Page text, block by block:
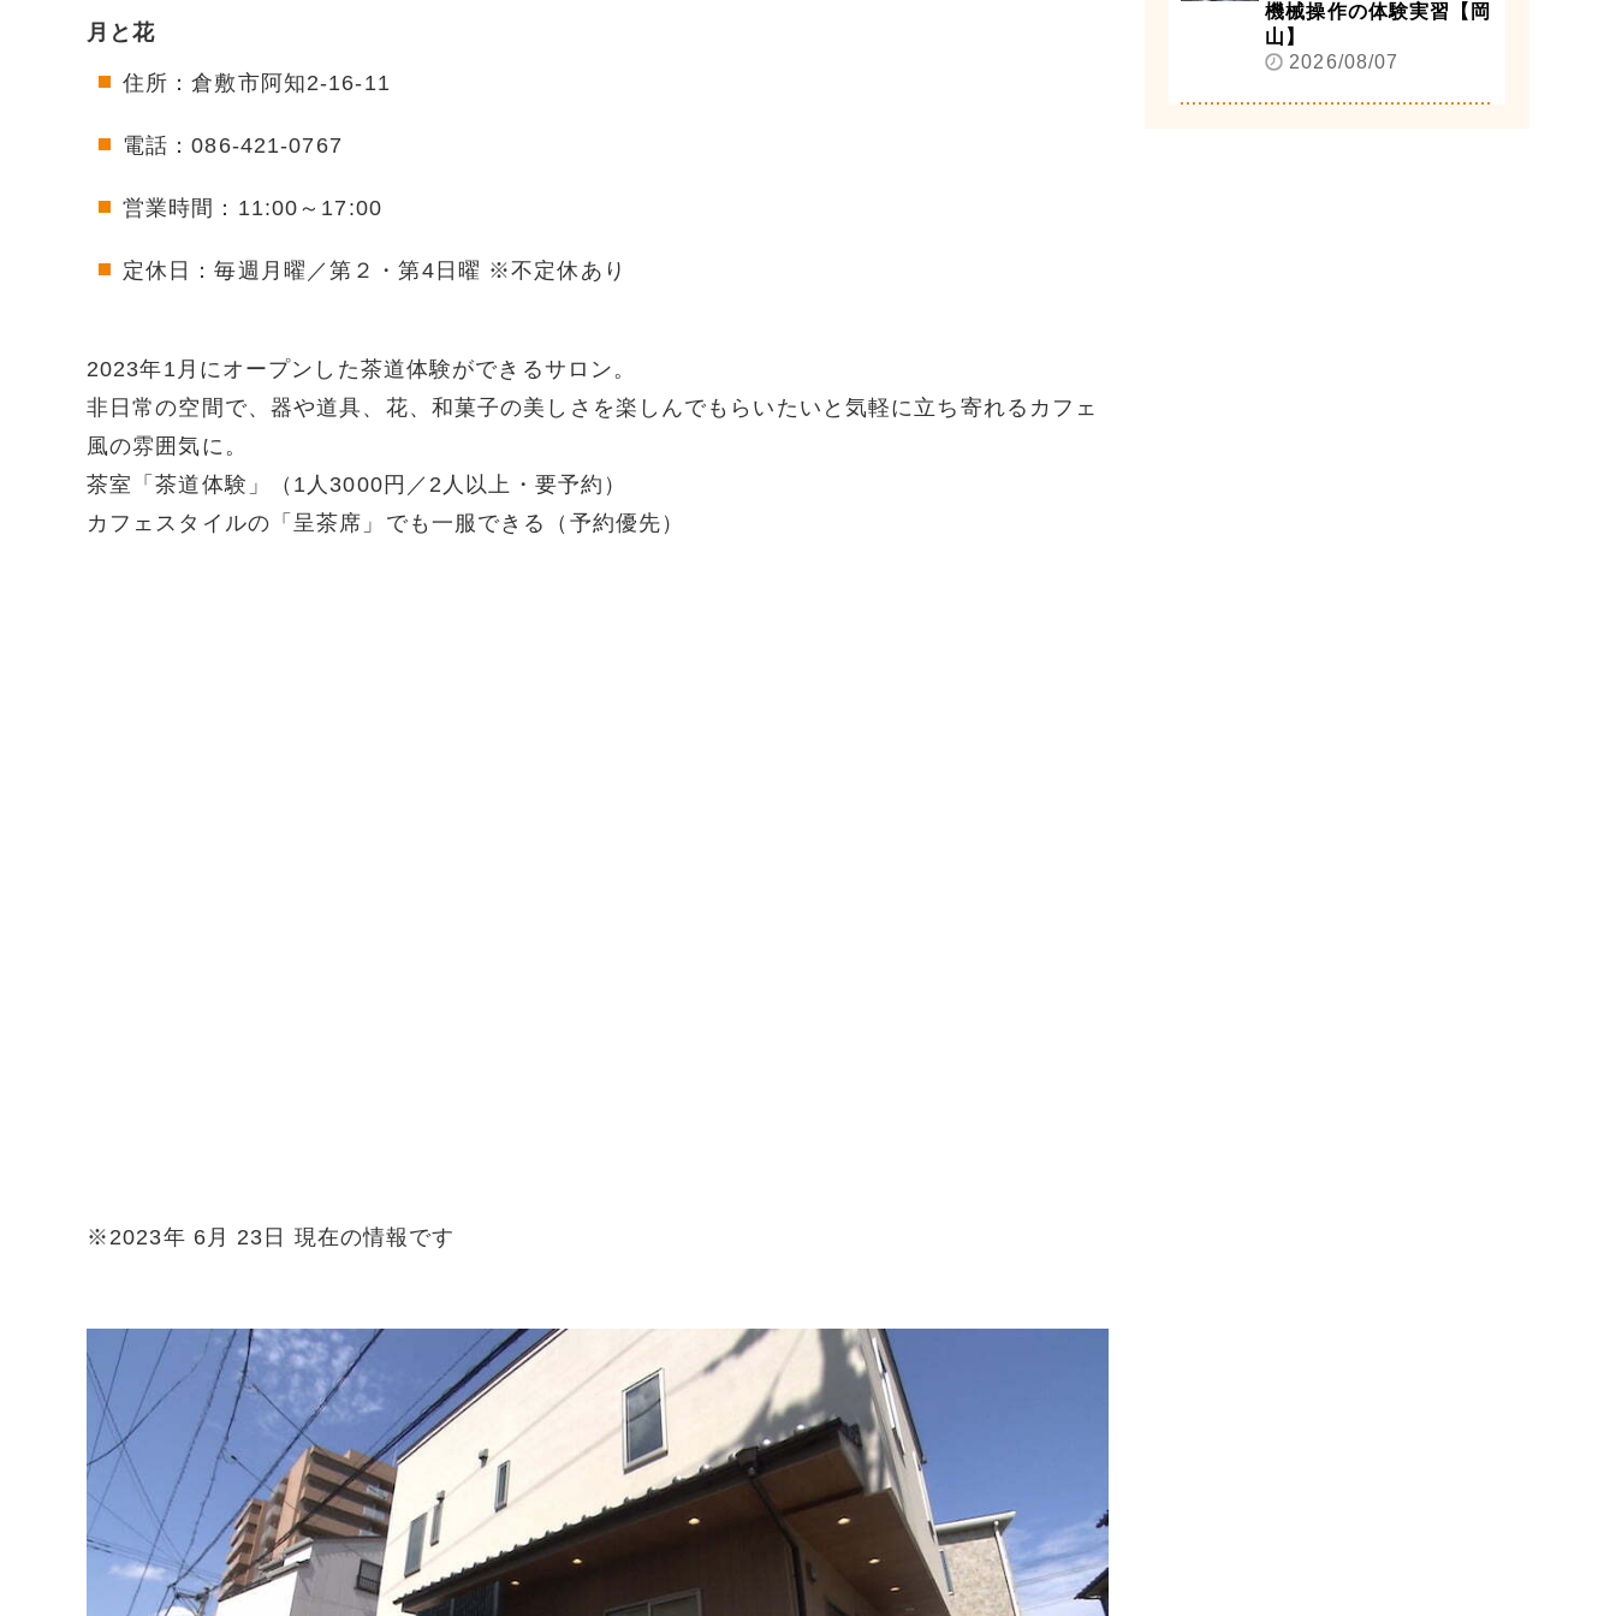
月と花
住所：倉敷市阿知2-16-11
電話：086-421-0767
営業時間：11:00～17:00
定休日：毎週月曜／第２・第4日曜 ※不定休あり
2023年1月にオープンした茶道体験ができるサロン。
非日常の空間で、器や道具、花、和菓子の美しさを楽しんでもらいたいと気軽に立ち寄れるカフェ
風の雰囲気に。
茶室「茶道体験」（1人3000円／2人以上・要予約）
カフェスタイルの「呈茶席」でも一服できる（予約優先）
※2023年 6月 23日 現在の情報です
機械操作の体験実習【岡
山】
2026/08/07